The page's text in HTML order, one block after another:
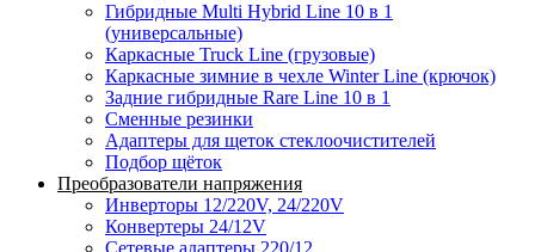
Гибридные Multi Hybrid Line 10 в 1
(универсальные)
Каркасные Truck Line (грузовые)
Каркасные зимние в чехле Winter Line (крючок)
Задние гибридные Rare Line 10 в 1
Сменные резинки
Адаптеры для щеток стеклоочистителей
Подбор щёток
Преобразователи напряжения
Инверторы 12/220V, 24/220V
Конвертеры 24/12V
Сетевые адаптеры 220/12